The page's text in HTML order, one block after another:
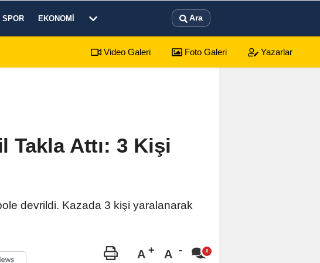
SPOR EKONOMI Ara
Dinar'da beş gün sürecek festival programı açıklandı 01:17
Video Galeri Foto Galeri Yazarlar
Takla Attı: 3 Kişi
devrildi. Kazada 3 kişi yaralanarak
A A